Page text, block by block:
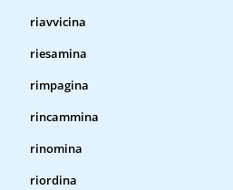
riavvicina
riesamina
rimpagina
rincammina
rinomina
riordina